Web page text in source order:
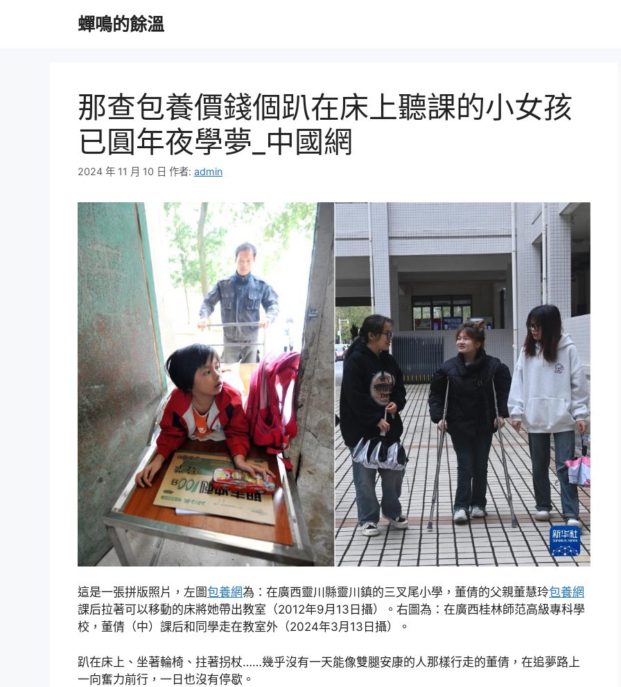
蟬鳴的餘溫
那查包養價錢個趴在床上聽課的小女孩
已圓年夜學夢_中國網
2024 年 11 月 10 日 作者: admin
這是一張拼版照片，左圖包養網為：在廣西靈川縣靈川鎮的三叉尾小學，董倩的父親董慧玲包養網
課后拉著可以移動的床將她帶出教室（2012年9月13日攝）。右圖為：在廣西桂林師范高級專科學
校，董倩（中）課后和同學走在教室外（2024年3月13日攝）。
趴在床上、坐著輪椅、拄著拐杖……幾乎沒有一天能像雙腿安康的人那樣行走的董倩，在追夢路上
一向奮力前行，一日也沒有停歇。